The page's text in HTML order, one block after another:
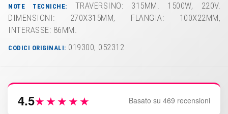
NOTE TECNICHE:
TRAVERSINO: 315MM. 1500W, 220V.
DIMENSIONI: 270X315MM, FLANGIA: 100X22MM,
INTERASSE: 86MM.
CODICI ORIGINALI: 019300, 052312
4.5★★★★★ Basato su 469 recensioni